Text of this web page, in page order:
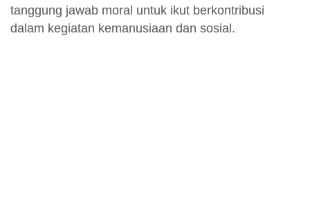
tanggung jawab moral untuk ikut berkontribusi
dalam kegiatan kemanusiaan dan sosial.